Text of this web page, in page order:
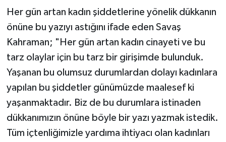
Her gün artan kadın şiddetlerine yönelik dükkanın
önüne bu yazıyı astığını ifade eden Savaş
Kahraman; "Her gün artan kadın cinayeti ve bu
tarz olaylar için bu tarz bir girişimde bulunduk.
Yaşanan bu olumsuz durumlardan dolayı kadınlara
yapılan bu şiddetler günümüzde maalesef ki
yaşanmaktadır. Biz de bu durumlara istinaden
dükkanımızın önüne böyle bir yazı yazmak istedik.
Tüm içtenliğimizle yardıma ihtiyacı olan kadınları